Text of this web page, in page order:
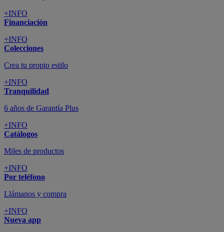
+INFO
Financiación
+INFO
Colecciones
Crea tu propio estilo
+INFO
Tranquilidad
6 años de Garantía Plus
+INFO
Catálogos
Miles de productos
+INFO
Por teléfono
Llámanos y compra
+INFO
Nueva app